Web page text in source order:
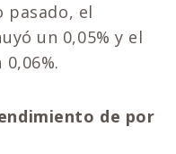
pasado, el
un 0,05% y el
de por